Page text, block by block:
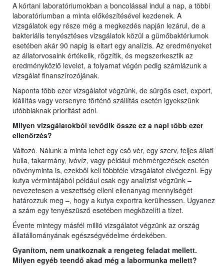
A kórtani laboratóriumokban a boncolással indul a nap, a többi
laboratóriumban a minta előkészítésével kezdenek. A
vizsgálatok egy része még a megkezdés napján lezárul, de a
bakteriális tenyésztéses vizsgálatok közül a gümőbaktériumok
esetében akár 90 napig is eltart egy analízis. Az eredményeket
az állatorvosaink értékelik, rögzítik, és megszerkesztik az
eredményközlő levelet, a folyamat végén pedig számlázunk a
vizsgálat finanszírozójának.
Naponta több ezer vizsgálatot végzünk, de sürgős eset, export,
kiállítás vagy versenyre történő szállítás esetén igyekszünk
utóbbiaknak prioritást adni.
Milyen vizsgálatokból tevődik össze ez a napi több ezer
ellenőrzés?
Változó. Nálunk a minta lehet egy cső vér, egy szerv, teljes állati
hulla, takarmány, ivóvíz, vagy például méhmérgezések esetén
növényminta is, ezekből kell többféle vizsgálatot elvégezni. Egy
kutya vérmintájából például csak egy analízist végzünk –
nevezetesen a veszettség elleni ellenanyag mennyiségét
határozzuk meg –, hogy a kutya exportra kerülhessen. Ugyanez
a szám egy tenyészüsző esetében megközelíti a tízet.
Évente mintegy másfél millió vizsgálatot végzünk az ország
állatállományának egészségvédelme érdekében.
Gyanítom, nem unatkoznak a rengeteg feladat mellett.
Milyen egyéb teendő akad még a labormunka mellett?